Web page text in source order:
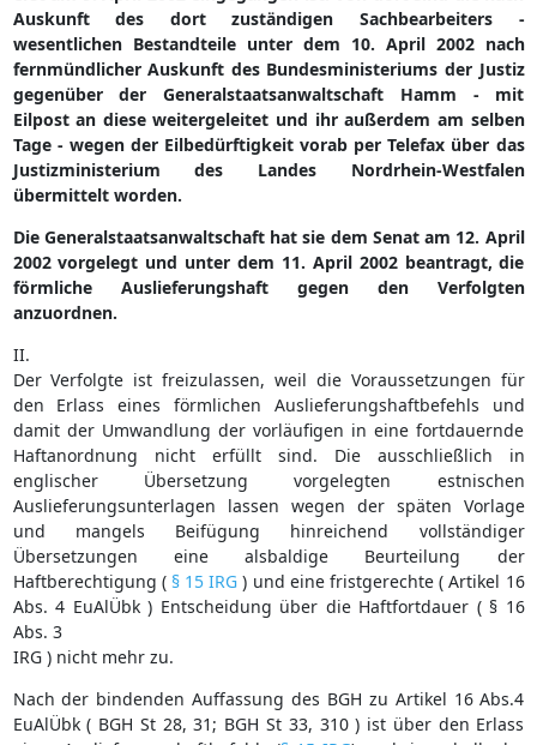
Auskunft des dort zuständigen Sachbearbeiters -
wesentlichen Bestandteile unter dem 10. April 2002 nach
fernmündlicher Auskunft des Bundesministeriums der Justiz
gegenüber der Generalstaatsanwaltschaft Hamm - mit
Eilpost an diese weitergeleitet und ihr außerdem am selben
Tage - wegen der Eilbedürftigkeit vorab per Telefax über das
Justizministerium des Landes Nordrhein-Westfalen
übermittelt worden.
Die Generalstaatsanwaltschaft hat sie dem Senat am 12. April
2002 vorgelegt und unter dem 11. April 2002 beantragt, die
förmliche Auslieferungshaft gegen den Verfolgten
anzuordnen.
II.
Der Verfolgte ist freizulassen, weil die Voraussetzungen für
den Erlass eines förmlichen Auslieferungshaftbefehls und
damit der Umwandlung der vorläufigen in eine fortdauernde
Haftanordnung nicht erfüllt sind. Die ausschließlich in
englischer Übersetzung vorgelegten estnischen
Auslieferungsunterlagen lassen wegen der späten Vorlage
und mangels Beifügung hinreichend vollständiger
Übersetzungen eine alsbaldige Beurteilung der
Haftberechtigung ( § 15 IRG ) und eine fristgerechte ( Artikel 16
Abs. 4 EuAlÜbk ) Entscheidung über die Haftfortdauer ( § 16
Abs. 3
IRG ) nicht mehr zu.
Nach der bindenden Auffassung des BGH zu Artikel 16 Abs.4
EuAlÜbk ( BGH St 28, 31; BGH St 33, 310 ) ist über den Erlass